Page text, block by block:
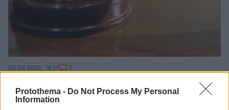
Protothema - Do Not Process My Personal
Information
σεξουαλικά μηνύματα σε μαθήτριες στη Θεσσαλονίκη
Ο δάσκαλος που εργαζόταν σε ιδιωτικό σχολείο της
02.04.2026, 16:19 6